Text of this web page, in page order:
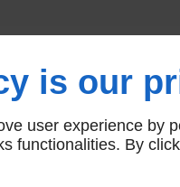
is our
user experience by
functionalities. By